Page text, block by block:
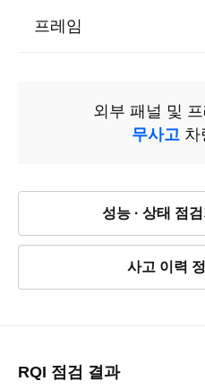
프레임
외부 패널 및
무사고 차
성능 · 상태 점
사고 이력
RQI 점검 결과